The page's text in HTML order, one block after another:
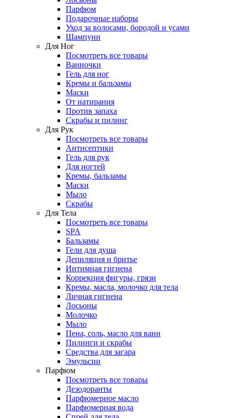
Парфюм
Подарочные наборы
Уход за волосами, бородой и усами
Шампуни
Для Ног
Посмотреть все товары
Ванночки
Гель для ног
Кремы и бальзамы
Маски
От натирания
Против запаха
Скрабы и пилинг
Для Рук
Посмотреть все товары
Антисептики
Гель для рук
Для ногтей
Кремы, бальзамы
Маски
Мыло
Скрабы
Для Тела
Посмотреть все товары
SPA
Бальзамы
Гели для душа
Депиляция и бритье
Интимная гигиена
Коррекция фигуры, грязи
Кремы, масла, молочко для тела
Личная гигиена
Лосьоны
Молочко
Мыло
Пена, соль, масло для ванн
Пилинги и скрабы
Средства для загара
Эмульсии
Парфюм
Посмотреть все товары
Дезодоранты
Парфюмерное масло
Парфюмерная вода